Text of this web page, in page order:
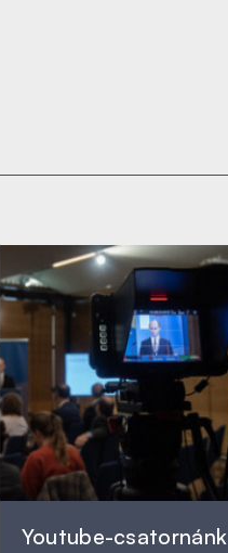
Youtube-csatornánk